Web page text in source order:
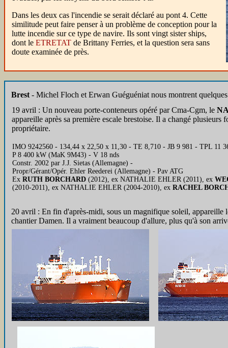
Dans les deux cas l'incendie se serait déclaré au pont 4. Cette
similitude peut faire penser à un problème de conception pour la
lutte incendie sur ce type de navire. Ils sont vingt sister ships,
dont le ETRETAT de Brittany Ferries, et la question sera sans
doute examinée de près.
Brest - Michel Floch et Erwan Guéguéniat nous montrent
19 avril : Un nouveau porte-conteneurs opéré par Cma-Cgm, le
appareille après sa première escale brestoise. Il a changé plusieurs
propriétaire.
IMO 9242560 - 134,44 x 22,50 x 11,30 - TE 8,710 - JB 9 981 - TPL 11
P 8 400 kW (MaK 9M43) - V 18 nds
Constr. 2002 par J.J. Sietas (Allemagne) -
Propr/Gérant/Opér. Ehler Reederei (Allemagne) - Pav ATG
Ex RUTH BORCHARD (2012), ex NATHALIE EHLER (2011), ex
(2010-2011), ex NATHALIE EHLER (2004-2010), ex RACHEL
20 avril : En fin d'après-midi, sous un magnifique soleil, appareille
chantier Damen. Il a vraiment beaucoup d'allure, plus qu'à son